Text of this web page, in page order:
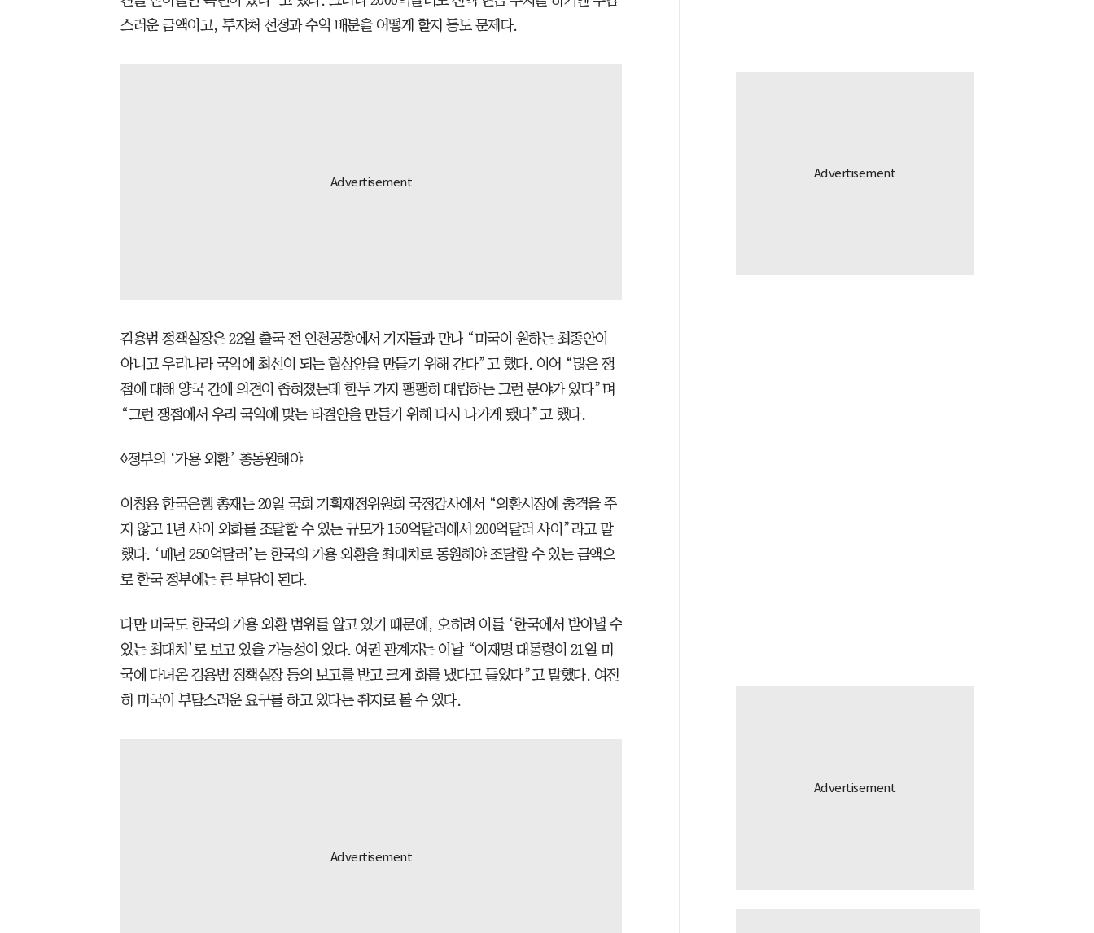
스러운 금액이고, 투자처 선정과 수익 배분을 어떻게 할지 등도 문제다.
김용범 정책실장은 22일 출국 전 인천공항에서 기자들과 만나 “미국이 원하는 최종안이
아니고 우리나라 국익에 최선이 되는 협상안을 만들기 위해 간다”고 했다. 이어 “많은 쟁
점에 대해 양국 간에 의견이 좁혀졌는데 한두 가지 팽팽히 대립하는 그런 분야가 있다”며
“그런 쟁점에서 우리 국익에 맞는 타결안을 만들기 위해 다시 나가게 됐다”고 했다.
◊정부의 ‘가용 외환’ 총동원해야
이창용 한국은행 총재는 20일 국회 기획재정위원회 국정감사에서 “외환시장에 충격을 주
지 않고 1년 사이 외화를 조달할 수 있는 규모가 150억달러에서 200억달러 사이”라고 말
했다. ‘매년 250억달러’는 한국의 가용 외환을 최대치로 동원해야 조달할 수 있는 금액으
로 한국 정부에는 큰 부담이 된다.
다만 미국도 한국의 가용 외환 범위를 알고 있기 때문에, 오히려 이를 ‘한국에서 받아낼 수
있는 최대치’로 보고 있을 가능성이 있다. 여권 관계자는 이날 “이재명 대통령이 21일 미
국에 다녀온 김용범 정책실장 등의 보고를 받고 크게 화를 냈다고 들었다”고 말했다. 여전
히 미국이 부담스러운 요구를 하고 있다는 취지로 볼 수 있다.